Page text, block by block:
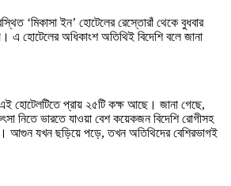
‘মিকাসা ইন’ হোটেলের রেস্তোরাঁ থেকে বুধবার
হোটেলের অধিকাংশ অতিথিই বিদেশি বলে জানা
হোটেলটিতে প্রায় ২৫টি কক্ষ আছে। জানা গেছে,
নিতে ভারতে যাওয়া বেশ কয়েকজন বিদেশি রোগীসহ
আগুন যখন ছড়িয়ে পড়ে, তখন অতিথিদের বেশিরভাগই